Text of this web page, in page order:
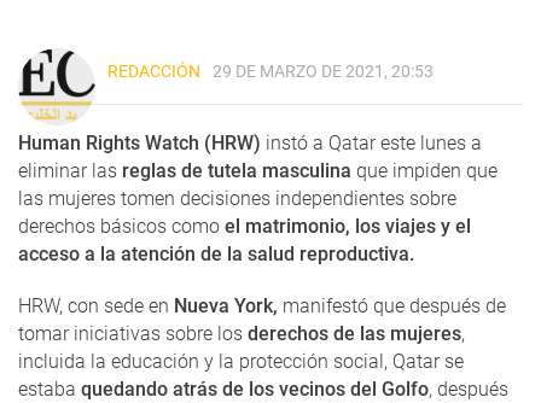
REDACCIÓN 29 DE MARZO DE 2021, 20:53
Human Rights Watch (HRW) instó a Qatar este lunes a
eliminar las reglas de tutela masculina que impiden que
las mujeres tomen decisiones independientes sobre
derechos básicos como el matrimonio, los viajes y el
acceso a la atención de la salud reproductiva.
HRW, con sede en Nueva York, manifestó que después de
tomar iniciativas sobre los derechos de las mujeres,
incluida la educación y la protección social, Qatar se
estaba quedando atrás de los vecinos del Golfo, después